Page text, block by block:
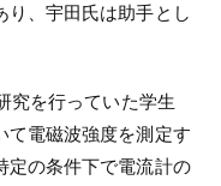
り、宇田氏は助手とし
究を行っていた学生
て電磁波強度を測定す
定の条件下で電流計の